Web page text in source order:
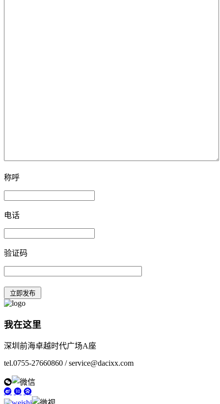
称呼
电话
验证码
我在这里
深圳前海卓越时代广场A座
tel.0755-27660860 / service@dacixx.com